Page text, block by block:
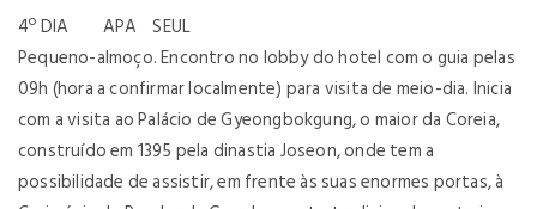
4º DIA APA SEUL
Pequeno-almoço. Encontro no lobby do hotel com o guia pelas
09h (hora a confirmar localmente) para visita de meio-dia. Inicia
com a visita ao Palácio de Gyeongbokgung, o maior da Coreia,
construído em 1395 pela dinastia Joseon, onde tem a
possibilidade de assistir, em frente às suas enormes portas, à